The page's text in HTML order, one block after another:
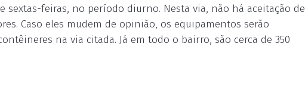
sextas-feiras, no período diurno. Nesta via, não há aceitação de
Caso eles mudem de opinião, os equipamentos serão
na via citada. Já em todo o bairro, são cerca de 350